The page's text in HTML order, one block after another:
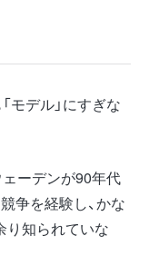
モデル」にすぎな
ェーデンが90年代
争を経験し、かな
り知られていな